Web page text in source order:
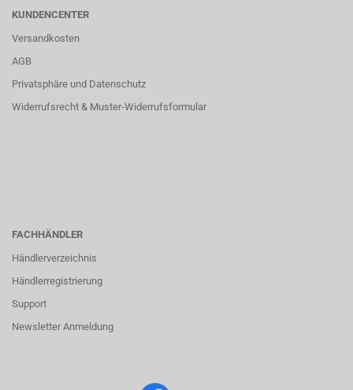
KUNDENCENTER
Versandkosten
AGB
Privatsphäre und Datenschutz
Widerrufsrecht & Muster-Widerrufsformular
FACHHÄNDLER
Händlerverzeichnis
Händlerregistrierung
Support
Newsletter Anmeldung